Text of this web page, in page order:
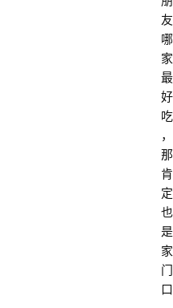
友
哪
家
最
好
吃
，
那
肯
定
也
是
家
门
口